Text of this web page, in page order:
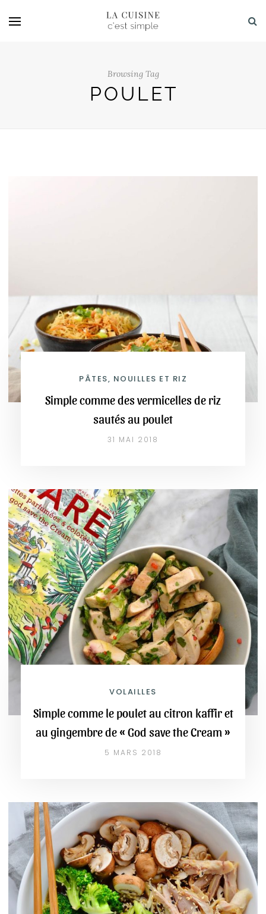
Browsing Tag
POULET
PÂTES, NOUILLES ET RIZ
Simple comme des vermicelles de riz
sautés au poulet
31 MAI 2018
VOLAILLES
Simple comme le poulet au citron kaffir et
au gingembre de « God save the Cream »
5 MARS 2018